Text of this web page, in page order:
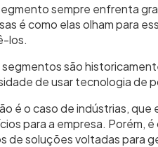
sempre enfrenta
é como elas olham para
los.
segmentos são
de usar tecnologia de
é o caso de indústrias,
para a empresa. Porém,
de soluções voltadas para